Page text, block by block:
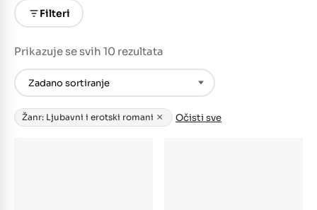
Filteri
Prikazuje se svih 10 rezultata
Žanr: Ljubavni i erotski romani × Očisti sve